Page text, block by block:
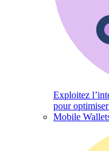
Exploitez
pour
Mobile